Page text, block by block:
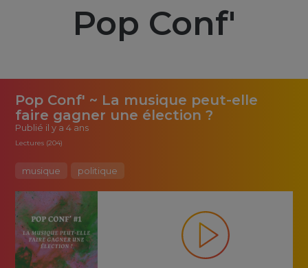
Pop Conf'
Pop Conf' ~ La musique peut-elle
faire gagner une élection ?
Publié il y a 4 ans
Lectures (204)
musique politique